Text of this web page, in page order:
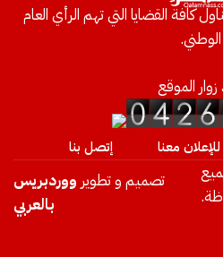
كافة القضايا التي تهم الرأي العام
الوطني.
الموقع
للإعلان معنا إتصل بنا
جميع
تصميم و تطوير ووردبريس
بالعربي